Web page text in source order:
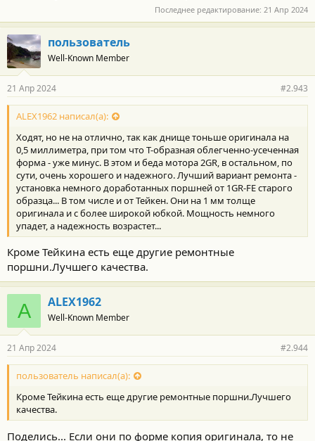
Последнее редактирование: 21 Апр 2024
пользователь
Well-Known Member
21 Апр 2024 #2.943
ALEX1962 написал(а):
Ходят, но не на отлично, так как днище тоньше оригинала на
0,5 миллиметра, при том что T-образная облегченно-усеченная
форма - уже минус. В этом и беда мотора 2GR, в остальном, по
сути, очень хорошего и надежного. Лучший вариант ремонта -
установка немного доработанных поршней от 1GR-FE старого
образца... В том числе и от Тейкен. Они на 1 мм толще
оригинала и с более широкой юбкой. Мощность немного
упадет, а надежность возрастет...
Кроме Тейкина есть еще другие ремонтные
поршни.Лучшего качества.
A ALEX1962
Well-Known Member
21 Апр 2024 #2.944
пользователь написал(а):
Кроме Тейкина есть еще другие ремонтные поршни.Лучшего
качества.
Поделись... Если они по форме копия оригинала, то не